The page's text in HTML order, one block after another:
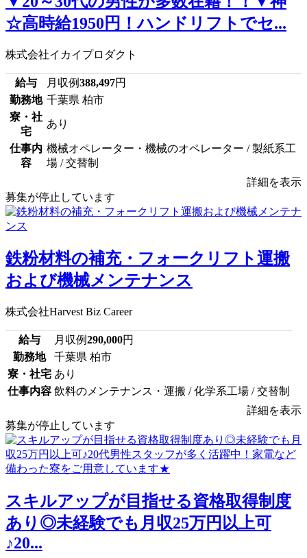
☆高時給1950円！ハンドリフトでセ...
株式会社イカイプロダクト
給与 月収例388,497円
勤務地 千葉県 柏市
寮・社
宅
あり
仕事内
容
機械オペレーター・機械のオペレーター / 製紙系工
場 / 交替制
詳細を表示
募集が停止しています
鉄粉材料の補充・フォークリフト運搬
および機械メンテナンス
株式会社Harvest Biz Career
給与 月収例290,000円
勤務地
千葉県 柏市
寮・社宅 あり
仕事内容 飲料のメンテナンス・運搬 / 化学系工場 / 交替制
詳細を表示
募集が停止しています
スキルアップが目指せる資格取得制度
あり◎未経験でも月収25万円以上可
♪20...